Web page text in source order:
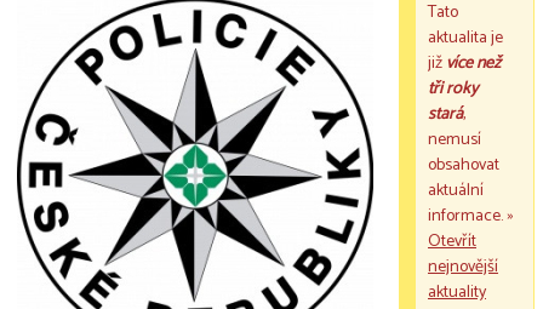
Tato
aktualita je
jižvíce než
tři roky
stará,
nemusí
obsahovat
aktuální
informace. »
Otevřít
nejnovější
aktuality